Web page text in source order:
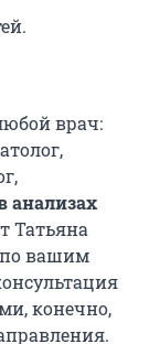
врач:
анализах
Татьяна
по вашим
конечно,